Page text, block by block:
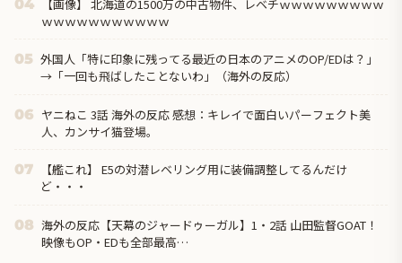
04
【画像】 北海道の1500万の中古物件、レベチｗｗｗｗｗｗｗｗｗ
ｗｗｗｗｗｗｗｗｗｗｗ
05 外国人「特に印象に残ってる最近の日本のアニメのOP/EDは？」
→「一回も飛ばしたことないわ」（海外の反応）
06 ヤニねこ 3話 海外の反応 感想：キレイで面白いパーフェクト美
人、カンサイ猫登場。
07
【艦これ】 E5の対潜レベリング用に装備調整してるんだけ
ど・・・
08 海外の反応【天幕のジャードゥーガル】1・2話 山田監督GOAT！
映像もOP・EDも全部最高…